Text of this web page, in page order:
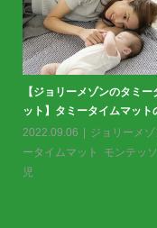
ジョリーメゾンの中綿も
証！？
2022.10.18
ジョリーメゾ